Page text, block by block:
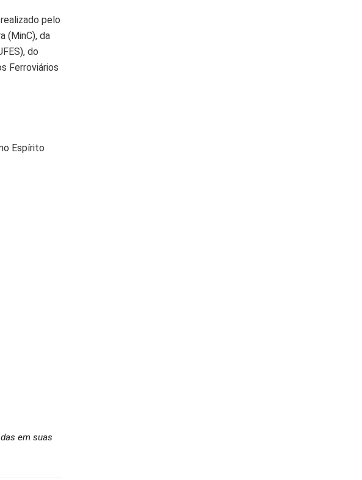
pelo
(MinC), da
do
Ferroviários
Espírito
em suas